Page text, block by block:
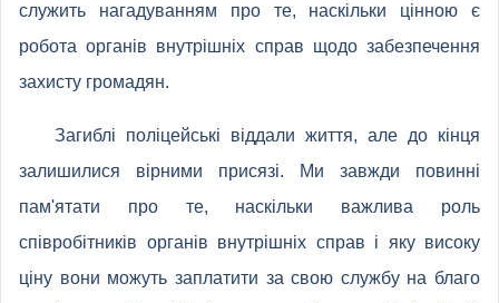
служить нагадуванням про те, наскільки цінною є
робота органів внутрішніх справ щодо забезпечення
захисту громадян.
Загиблі поліцейські віддали життя, але до кінця
залишилися вірними присязі. Ми завжди повинні
пам'ятати про те, наскільки важлива роль
співробітників органів внутрішніх справ і яку високу
ціну вони можуть заплатити за свою службу на благо